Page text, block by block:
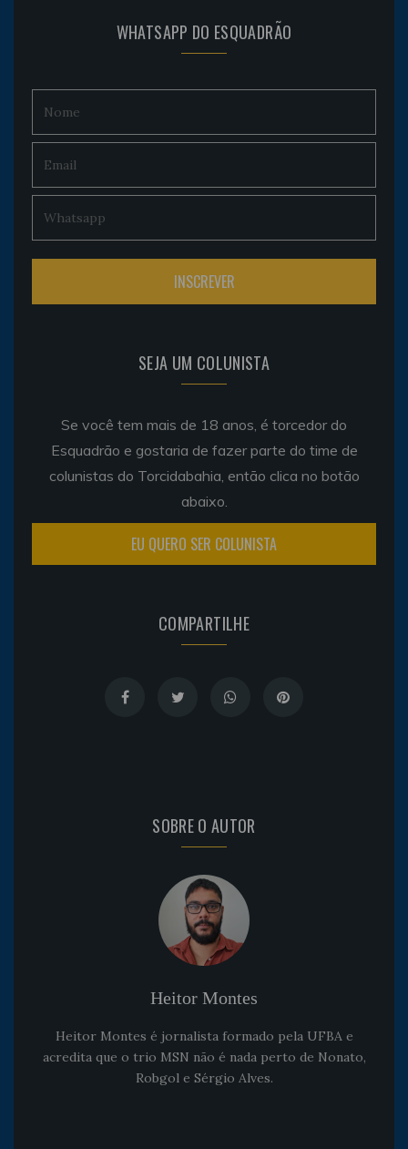
WHATSAPP DO ESQUADRÃO
SEJA UM COLUNISTA
Se você tem mais de 18 anos, é torcedor do
Esquadrão e gostaria de fazer parte do time de
colunistas do Torcidabahia, então clica no botão
abaixo.
EU QUERO SER COLUNISTA
COMPARTILHE
SOBRE O AUTOR
Heitor Montes
Heitor Montes é jornalista formado pela UFBA e
acredita que o trio MSN não é nada perto de Nonato,
Robgol e Sérgio Alves.